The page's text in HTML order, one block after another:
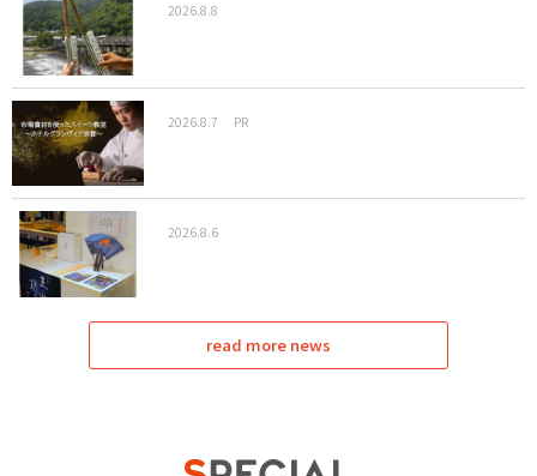
2026.8.8
2026.8.7 PR
2026.8.6
read more news